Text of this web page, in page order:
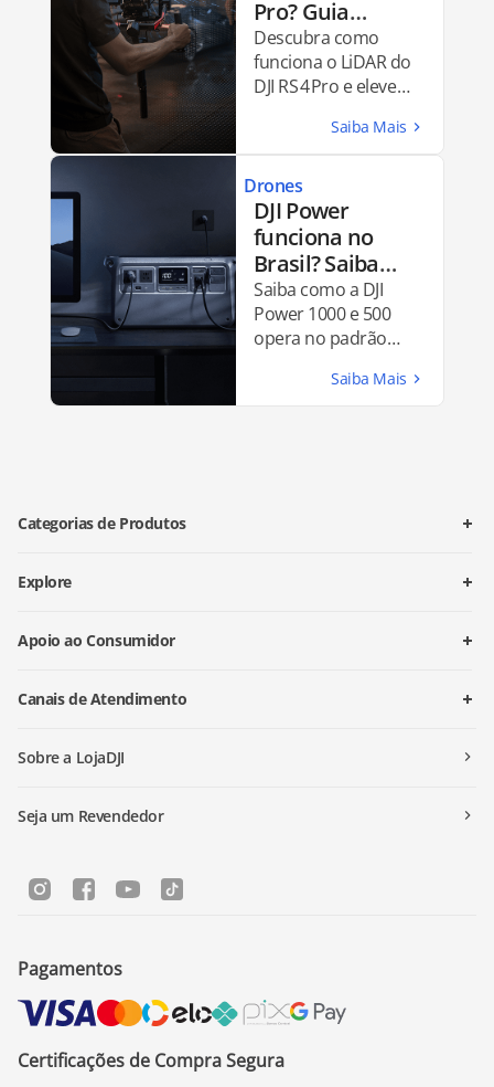
Pro? Guia
completo
Descubra como
funciona o LiDAR do
DJI RS 4 Pro e eleve
cinematográficos.
Drones
DJI Power
funciona no
Brasil? Saiba
tudo antes de
comprar
Saiba como a DJI
Power 1000 e 500
opera no padrão
compatibilidade de
energia incluindo
Categorias de Produtos
Explore
Apoio ao Consumidor
Canais de Atendimento
Sobre a LojaDJI
Seja um Revendedor
Pagamentos
Certificações de Compra Segura